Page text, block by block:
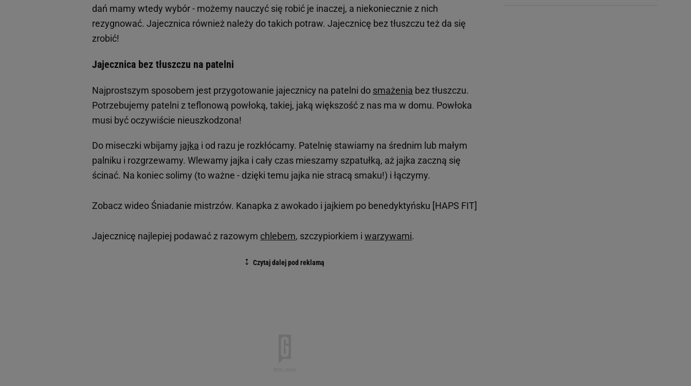
dań mamy wtedy wybór - możemy nauczyć się robić je inaczej, a niekoniecznie z nich
rezygnować. Jajecznica również należy do takich potraw. Jajecznicę bez tłuszczu też da się
zrobić!
Jajecznica bez tłuszczu na patelni
Najprostszym sposobem jest przygotowanie jajecznicy na patelni do smażenia bez tłuszczu.
Potrzebujemy patelni z teflonową powłoką, takiej, jaką większość z nas ma w domu. Powłoka
musi być oczywiście nieuszkodzona!
Do miseczki wbijamy jajka i od razu je rozkłócamy. Patelnię stawiamy na średnim lub małym
palniku i rozgrzewamy. Wlewamy jajka i cały czas mieszamy szpatułką, aż jajka zaczną się
ścinać. Na koniec solimy (to ważne - dzięki temu jajka nie stracą smaku!) i łączymy.
Zobacz wideoŚniadanie mistrzów. Kanapka z awokado i jajkiem po benedyktyńsku [HAPS FIT]
Jajecznicę najlepiej podawać z razowym chlebem, szczypiorkiem i warzywami.